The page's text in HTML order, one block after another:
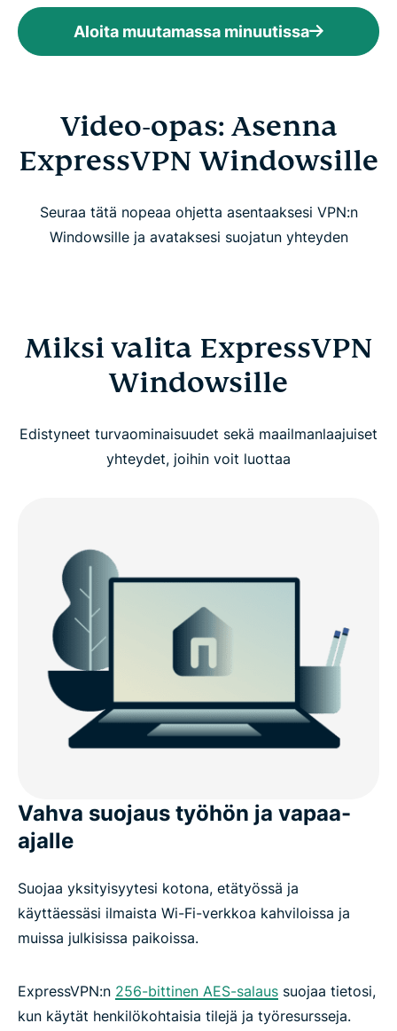
Aloita muutamassa minuutissa
Video-opas: Asenna
ExpressVPN Windowsille
Seuraa tätä nopeaa ohjetta asentaaksesi VPN:n
Windowsille ja avataksesi suojatun yhteyden
Miksi valita ExpressVPN
Windowsille
Edistyneet turvaominaisuudet sekä maailmanlaajuiset
yhteydet, joihin voit luottaa
Vahva suojaus työhön ja vapaa-
ajalle
Suojaa yksityisyytesi kotona, etätyössä ja
käyttäessäsi ilmaista Wi-Fi-verkkoa kahviloissa ja
muissa julkisissa paikoissa.
ExpressVPN:n 256-bittinen AES-salaus suojaa tietosi,
kun käytät henkilökohtaisia tilejä ja työresursseja.